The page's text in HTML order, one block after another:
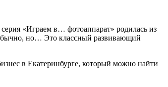
«Играем в… фотоаппарат» родилась из
но… Это классный развивающий
в Екатеринбурге, который можно найти